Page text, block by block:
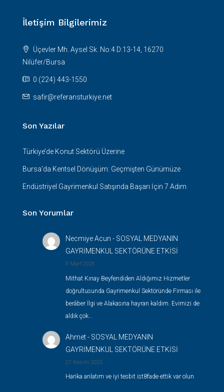
İletişim Bilgilerimiz
Üçevler Mh. Aysel Sk. No:4 D:13-14, 16270
Nilüfer/Bursa
0 (224) 443-1550
safir@referansturkiye.net
Son Yazılar
Türkiye’de Konut Sektörü Üzerine
Bursa’da Kentsel Dönüşüm: Geçmişten Günümüze
Endüstriyel Gayrimenkul Satışında Başarı İçin 7 Adım
Son Yorumlar
Necmiye Acun - SOSYAL MEDYANIN
GAYRİMENKUL SEKTÖRÜNE ETKİSİ
9 Mart 2026
Mithat Kınay Beyfendiden Aldığımız Hizmetler
doğrultusunda Gayrimenkul Sektöründe Firması ile
berâber İlgi ve Alakasına hayran kaldım. Evimizi de
aldık çok…
Ahmet- SOSYAL MEDYANIN
GAYRİMENKUL SEKTÖRÜNE ETKİSİ
27 Kasım 2022
Harika anlatım ve iyi tesbit.ist8fade ettik var olun